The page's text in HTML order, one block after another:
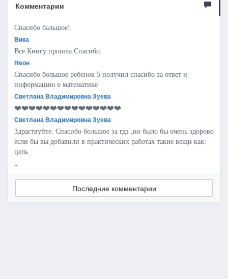
Комментарии
Спасибо бальшое!
Вика
Все.Книгу прошла.Спасибо.
Неон
Спасибо большое ребенок 5 получил спасибо за ответ и
информацию о математике
Светлана Владимировна Зуева
❤️❤️❤️❤️❤️❤️❤️❤️❤️❤️❤️❤️❤️❤️❤️
Светлана Владимировна Зуева
Здраствуйте. Спасибо большое за гдз ,но было бы очень здорово
если бы вы добавили в практических работах такие вещи как:
цель
..
Последние комментарии